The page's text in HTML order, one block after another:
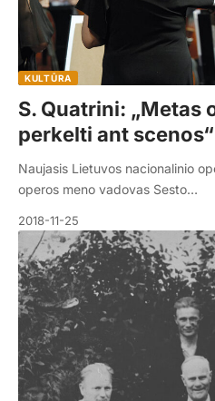
KULTŪRA
S. Quatrini: „Metas
perkelti ant scenos“
Naujasis Lietuvos nacionalinio
operos meno vadovas Sesto…
2018-11-25